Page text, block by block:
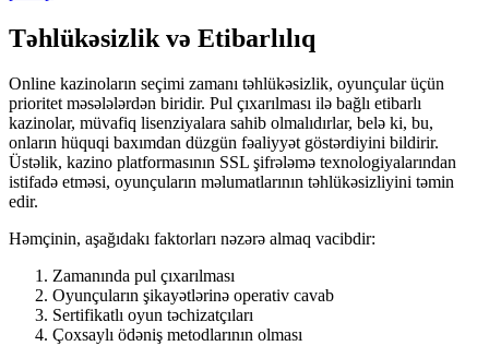
Təhlükəsizlik və Etibarlılıq
Online kazinoların seçimi zamanı təhlükəsizlik, oyunçular üçün
prioritet məsələlərdən biridir. Pul çıxarılması ilə bağlı etibarlı
kazinolar, müvafiq lisenziyalara sahib olmalıdırlar, belə ki, bu,
onların hüquqi baxımdan düzgün fəaliyyət göstərdiyini bildirir.
Üstəlik, kazino platformasının SSL şifrələmə texnologiyalarından
istifadə etməsi, oyunçuların məlumatlarının təhlükəsizliyini təmin
edir.
Həmçinin, aşağıdakı faktorları nəzərə almaq vacibdir:
Zamanında pul çıxarılması
Oyunçuların şikayətlərinə operativ cavab
Sertifikatlı oyun təchizatçıları
Çoxsaylı ödəniş metodlarının olması